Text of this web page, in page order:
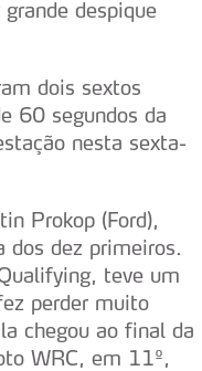
despique
dois sextos
60 segundos da
nesta sexta-
Prokop (Ford),
dos dez primeiros.
teve um
perder muito
chegou ao final da
WRC, em 11º,